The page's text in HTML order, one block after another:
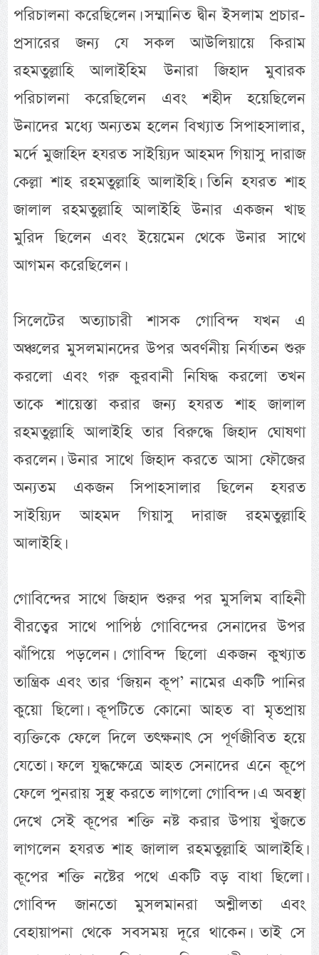
পরিচালনা করেছিলেন। সম্মানিত দ্বীন ইসলাম প্রচার-
প্রসারের জন্য যে সকল আউলিয়ায়ে কিরাম
রহমতুল্লাহি আলাইহিম উনারা জিহাদ মুবারক
পরিচালনা করেছিলেন এবং শহীদ হয়েছিলেন
উনাদের মধ্যে অন্যতম হলেন বিখ্যাত সিপাহসালার,
মর্দে মুজাহিদ হযরত সাইয়্যিদ আহমদ গিয়াসু দারাজ
কেল্লা শাহ রহমতুল্লাহি আলাইহি। তিনি হযরত শাহ
জালাল রহমতুল্লাহি আলাইহি উনার একজন খাছ
মুরিদ ছিলেন এবং ইয়েমেন থেকে উনার সাথে
আগমন করেছিলেন।
সিলেটের অত্যাচারী শাসক গোবিন্দ যখন এ
অঞ্চলের মুসলমানদের উপর অবর্ণনীয় নির্যাতন শুরু
করলো এবং গরু কুরবানী নিষিদ্ধ করলো তখন
তাকে শায়েস্তা করার জন্য হযরত শাহ জালাল
রহমতুল্লাহি আলাইহি তার বিরুদ্ধে জিহাদ ঘোষণা
করলেন। উনার সাথে জিহাদ করতে আসা ফৌজের
অন্যতম একজন সিপাহসালার ছিলেন হযরত
সাইয়্যিদ আহমদ গিয়াসু দারাজ রহমতুল্লাহি
আলাইহি।
গোবিন্দের সাথে জিহাদ শুরুর পর মুসলিম বাহিনী
বীরত্বের সাথে পাপিষ্ঠ গোবিন্দের সেনাদের উপর
ঝাঁপিয়ে পড়লেন। গোবিন্দ ছিলো একজন কুখ্যাত
তান্ত্রিক এবং তার ‘জিয়ন কূপ’ নামের একটি পানির
কুয়ো ছিলো। কূপটিতে কোনো আহত বা মৃতপ্রায়
ব্যক্তিকে ফেলে দিলে তৎক্ষনাৎ সে পূর্ণজীবিত হয়ে
যেতো। ফলে যুদ্ধক্ষেত্রে আহত সেনাদের এনে কূপে
ফেলে পুনরায় সুস্থ করতে লাগলো গোবিন্দ। এ অবস্থা
দেখে সেই কূপের শক্তি নষ্ট করার উপায় খুঁজতে
লাগলেন হযরত শাহ জালাল রহমতুল্লাহি আলাইহি।
কূপের শক্তি নষ্টের পথে একটি বড় বাধা ছিলো।
গোবিন্দ জানতো মুসলমানরা অশ্লীলতা এবং
বেহায়াপনা থেকে সবসময় দূরে থাকেন। তাই সে